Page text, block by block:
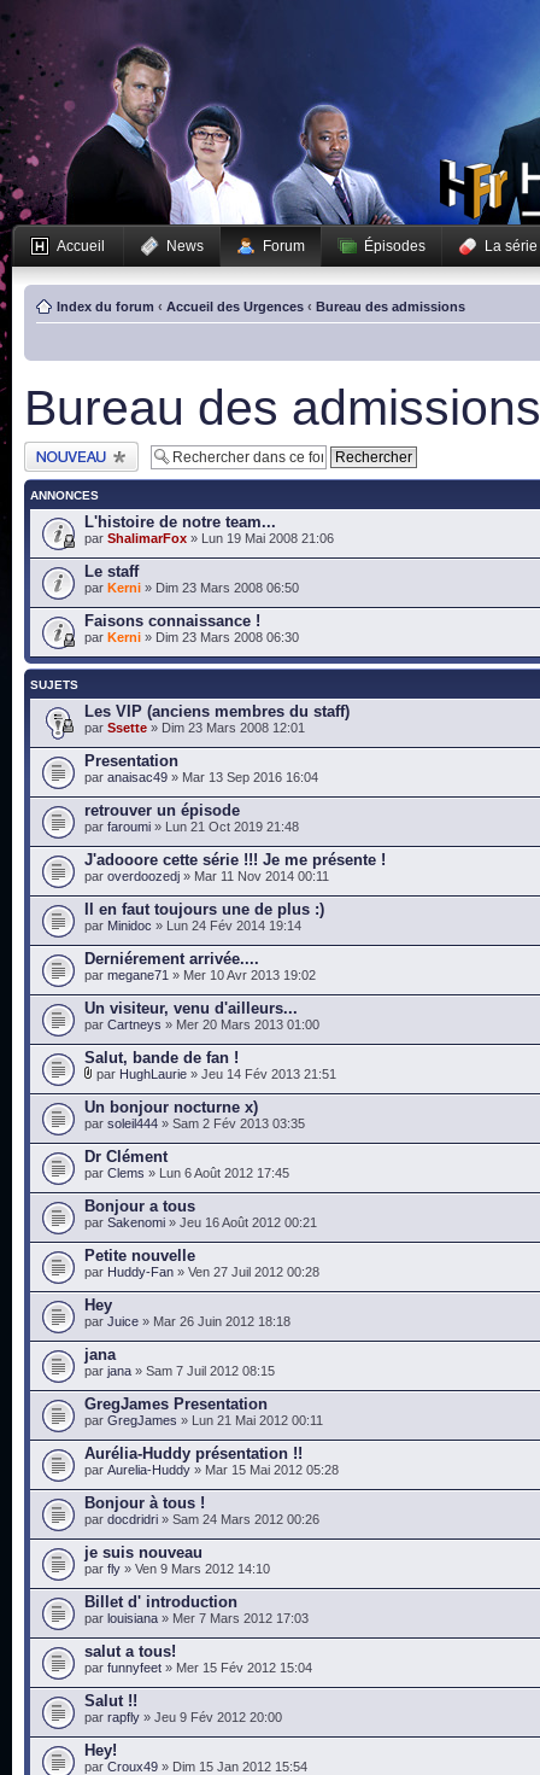
Accueil News Forum Épisodes La série
Index du forum ‹ Accueil des Urgences ‹ Bureau des admissions
Bureau des admissions
Publier un nouveau
sujet
ANNONCES
L'histoire de notre team...
par ShalimarFox » Lun 19 Mai 2008 21:06
Le staff
par Kerni » Dim 23 Mars 2008 06:50
Faisons connaissance !
par Kerni » Dim 23 Mars 2008 06:30
SUJETS
Les VIP (anciens membres du staff)
par Ssette » Dim 23 Mars 2008 12:01
Presentation
par anaisac49 » Mar 13 Sep 2016 16:04
retrouver un épisode
par faroumi » Lun 21 Oct 2019 21:48
J'adooore cette série !!! Je me présente !
par overdoozedj » Mar 11 Nov 2014 00:11
Il en faut toujours une de plus :)
par Minidoc » Lun 24 Fév 2014 19:14
Derniérement arrivée....
par megane71 » Mer 10 Avr 2013 19:02
Un visiteur, venu d'ailleurs...
par Cartneys » Mer 20 Mars 2013 01:00
Salut, bande de fan !
par HughLaurie » Jeu 14 Fév 2013 21:51
Un bonjour nocturne x)
par soleil444 » Sam 2 Fév 2013 03:35
Dr Clément
par Clems » Lun 6 Août 2012 17:45
Bonjour a tous
par Sakenomi » Jeu 16 Août 2012 00:21
Petite nouvelle
par Huddy-Fan » Ven 27 Juil 2012 00:28
Hey
par Juice » Mar 26 Juin 2012 18:18
jana
par jana » Sam 7 Juil 2012 08:15
GregJames Presentation
par GregJames » Lun 21 Mai 2012 00:11
Aurélia-Huddy présentation !!
par Aurelia-Huddy » Mar 15 Mai 2012 05:28
Bonjour à tous !
par docdridri » Sam 24 Mars 2012 00:26
je suis nouveau
par fly » Ven 9 Mars 2012 14:10
Billet d' introduction
par louisiana » Mer 7 Mars 2012 17:03
salut a tous!
par funnyfeet » Mer 15 Fév 2012 15:04
Salut !!
par rapfly » Jeu 9 Fév 2012 20:00
Hey!
par Croux49 » Dim 15 Jan 2012 15:54